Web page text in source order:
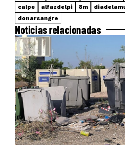
calpe
alfazdelpi 8m
donarsangre
Noticias relacionadas